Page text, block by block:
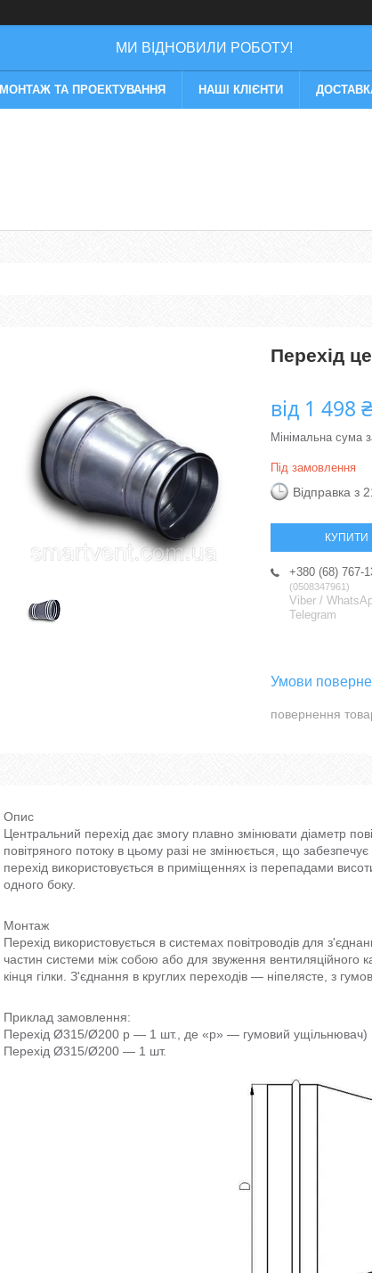
МИ ВІДНОВИЛИ РОБОТУ!
МОНТАЖ ТА ПРОЕКТУВАННЯ НАШІ КЛІЄНТИ
Перехід
від 1 498 ₴
Мінімальна сума
Під замовлення
Відправка з
КУПИТИ
+380 (68) 767-
0508347961
Viber /
Telegram
повернення
Опис
Центральний перехід дає змогу плавно змінювати діаметр
повітряного потоку в цьому разі не змінюється, що
перехід використовується в приміщеннях із перепадами
одного боку.
Монтаж
Перехід використовується в системах повітроводів для
частин системи між собою або для звуження вентиляційного
кінця гілки. З'єднання в круглих переходів — ніпелясте, з
Приклад замовлення:
Перехід Ø315/Ø200 р — 1 шт., де «р» — гумовий ущільнювач)
Перехід Ø315/Ø200 — 1 шт.